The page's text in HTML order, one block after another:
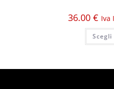
36.00 € Iva
Scegli